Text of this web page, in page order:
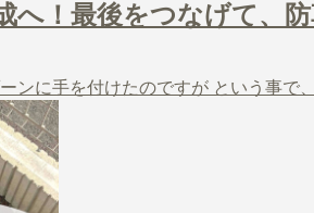
！最後をつなげて、
ンに手を付けたのですが という事